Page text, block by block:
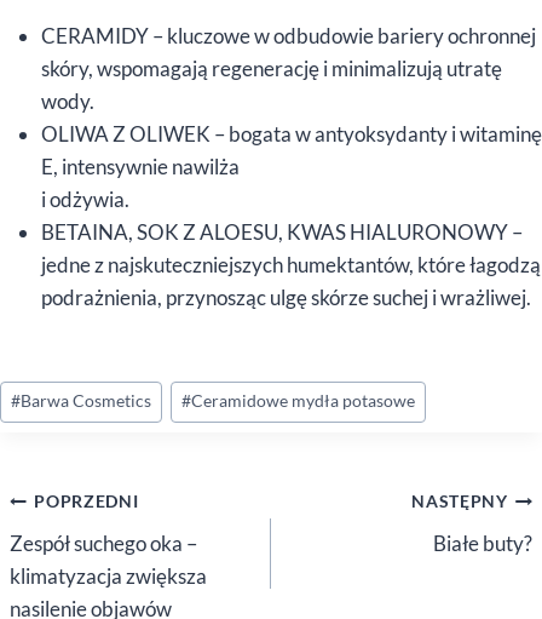
CERAMIDY – kluczowe w odbudowie bariery ochronnej
skóry, wspomagają regenerację i minimalizują utratę
wody.
OLIWA Z OLIWEK – bogata w antyoksydanty i witaminę
E, intensywnie nawilża
i odżywia.
BETAINA, SOK Z ALOESU, KWAS HIALURONOWY –
jedne z najskuteczniejszych humektantów, które łagodzą
podrażnienia, przynosząc ulgę skórze suchej i wrażliwej.
Tagi
wpisu:
#Barwa Cosmetics #Ceramidowe mydła potasowe
Nawigacja
wpisu
POPRZEDNI
Zespół suchego oka –
klimatyzacja zwiększa
nasilenie objawów
NASTĘPNY
Białe buty?